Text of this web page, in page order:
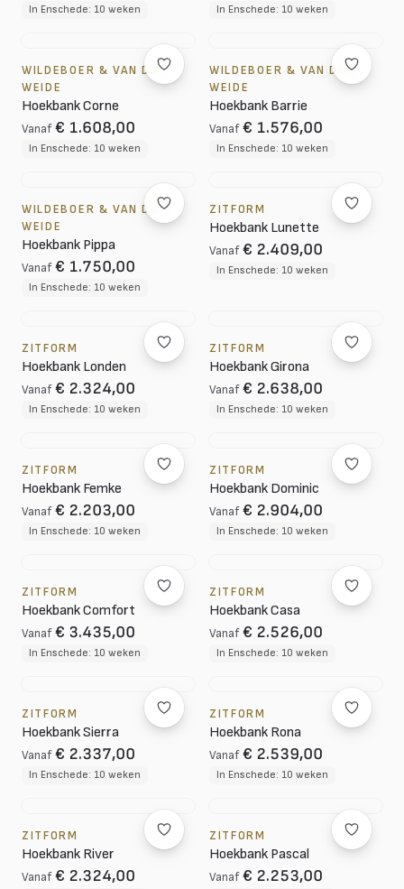
In Enschede: 10 weken In Enschede: 10 weken
WILDEBOER & VAN DER
WEIDE
Hoekbank Corne
Vanaf € 1.608,00
In Enschede: 10 weken
WILDEBOER & VAN DER
WEIDE
Hoekbank Barrie
Vanaf € 1.576,00
In Enschede: 10 weken
WILDEBOER & VAN DER
WEIDE
Hoekbank Pippa
Vanaf € 1.750,00
In Enschede: 10 weken
ZITFORM
Hoekbank Lunette
Vanaf € 2.409,00
In Enschede: 10 weken
ZITFORM
Hoekbank Londen
Vanaf € 2.324,00
In Enschede: 10 weken
ZITFORM
Hoekbank Girona
Vanaf € 2.638,00
In Enschede: 10 weken
ZITFORM
Hoekbank Femke
Vanaf € 2.203,00
In Enschede: 10 weken
ZITFORM
Hoekbank Dominic
Vanaf € 2.904,00
In Enschede: 10 weken
ZITFORM
Hoekbank Comfort
Vanaf € 3.435,00
In Enschede: 10 weken
ZITFORM
Hoekbank Casa
Vanaf € 2.526,00
In Enschede: 10 weken
ZITFORM
Hoekbank Sierra
Vanaf € 2.337,00
In Enschede: 10 weken
ZITFORM
Hoekbank Rona
Vanaf € 2.539,00
In Enschede: 10 weken
ZITFORM
Hoekbank River
Vanaf € 2.324,00
ZITFORM
Hoekbank Pascal
Vanaf € 2.253,00